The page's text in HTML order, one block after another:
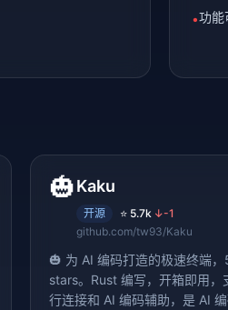
•功能
🎃Kaku
开源 ⭐ 5.7k ↓-1
github.com/tw93/Kaku
🎃 为 AI 编码打造的极速终端，
stars。Rust 编写，开箱即用，
行连接和 AI 编码辅助，是 AI 编